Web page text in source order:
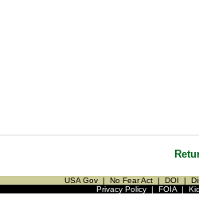
USA Gov | No Fear Act | DOI |
Privacy Policy| FOIA|